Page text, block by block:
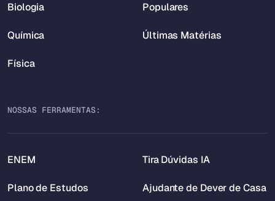
Biologia
Química
Física
Populares
Últimas Matérias
NOSSAS FERRAMENTAS:
ENEM
Plano de Estudos
Tira Dúvidas IA
Ajudante de Dever de Casa